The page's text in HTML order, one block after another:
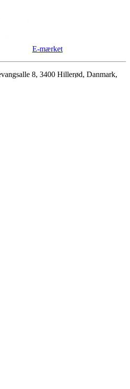
E-mærket
8, 3400 Hillerød, Danmark,